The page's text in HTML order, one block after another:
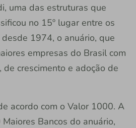
uma das estruturas que
no 15º lugar entre os
1974, o anuário, que
empresas do Brasil com
crescimento e adoção de
acordo com o Valor 1000. A
Bancos do anuário,